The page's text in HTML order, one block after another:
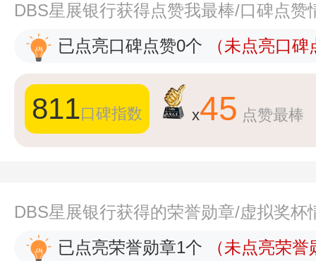
DBS星展银行获得点赞我最棒/口碑点赞
已点亮口碑点赞0个
（未点亮口
811口碑指数 x45 点赞最棒
DBS星展银行获得的荣誉勋章/虚拟奖杯
已点亮荣誉勋章1个
（未点亮荣